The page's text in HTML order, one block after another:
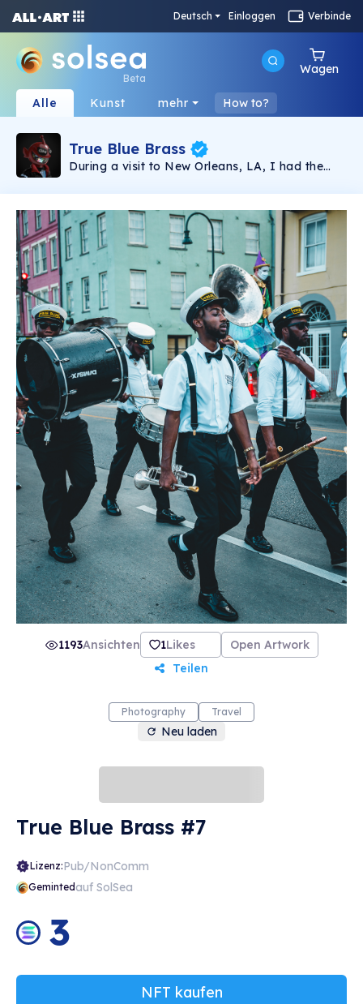
Deutsch Einloggen Verbinde
Beta
Wagen
Alle Kunst mehr How to?
True Blue Brass
During a visit to New Orleans, LA, I had the
Quarter in a second-line parade. The
capture the brass band who led the way as
they captivated everyone who could hear with
their talent and charisma.
1193Ansichten 1Likes
Open Artwork
Teilen
Photography Travel
Neu laden
True Blue Brass #7
Lizenz:Pub/NonComm
Gemintedauf SolSea
3
NFT kaufen